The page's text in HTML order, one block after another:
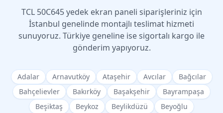
TCL 50C645yedek ekran paneli siparişleriniz için
İstanbul genelinde montajlı teslimat hizmeti
sunuyoruz. Türkiye geneline ise sigortalı kargo ile
gönderim yapıyoruz.
Adalar Arnavutköy Ataşehir Avcılar
Bağcılar
Bahçelievler
Bakırköy Başakşehir
Bayrampaşa
Beşiktaş
Beykoz Beylikdüzü
Beyoğlu